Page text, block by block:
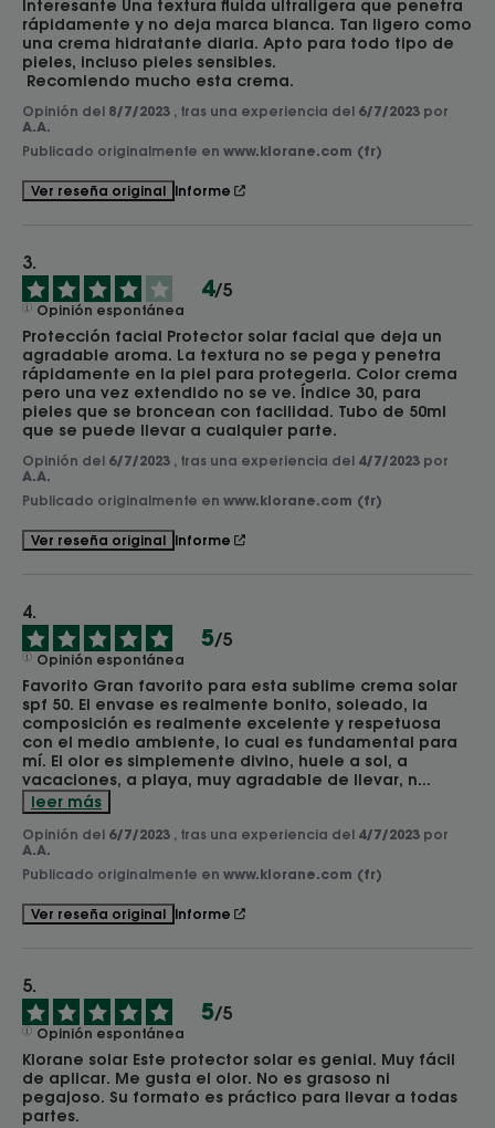
Interesante Una textura fluida ultraligera que penetra
rápidamente y no deja marca blanca. Tan ligero como
una crema hidratante diaria. Apto para todo tipo de
pieles, incluso pieles sensibles.
Recomiendo mucho esta crema.
Opinión del 8/7/2023 , tras una experiencia del 6/7/2023 por
A.A.
Publicado originalmente en www.klorane.com (fr)
Ver reseña original Informe
4/5
Opinión espontánea
Protección facial Protector solar facial que deja un
agradable aroma. La textura no se pega y penetra
rápidamente en la piel para protegerla. Color crema
pero una vez extendido no se ve. Índice 30, para
pieles que se broncean con facilidad. Tubo de 50ml
que se puede llevar a cualquier parte.
Opinión del 6/7/2023 , tras una experiencia del 4/7/2023 por
A.A.
Publicado originalmente en www.klorane.com (fr)
Ver reseña original Informe
5/5
Opinión espontánea
Favorito Gran favorito para esta sublime crema solar
spf 50. El envase es realmente bonito, soleado, la
composición es realmente excelente y respetuosa
con el medio ambiente, lo cual es fundamental para
mí. El olor es simplemente divino, huele a sol, a
vacaciones, a playa, muy agradable de llevar, n...
leer más
Opinión del 6/7/2023 , tras una experiencia del 4/7/2023 por
A.A.
Publicado originalmente en www.klorane.com (fr)
Ver reseña original Informe
5/5
Opinión espontánea
Klorane solar Este protector solar es genial. Muy fácil
de aplicar. Me gusta el olor. No es grasoso ni
pegajoso. Su formato es práctico para llevar a todas
partes.